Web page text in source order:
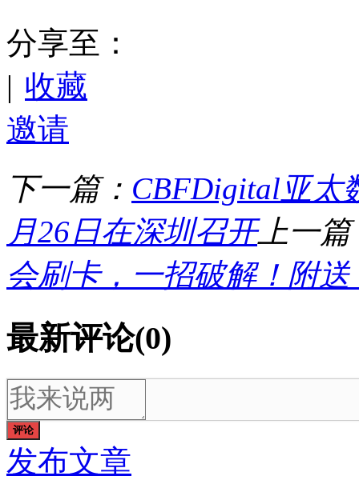
分享至：
| 收藏
邀请
下一篇： CBFDigital亚太
月26日在深圳召开上一篇
会刷卡，一招破解！附
最新评论(0)
评论
发布文章